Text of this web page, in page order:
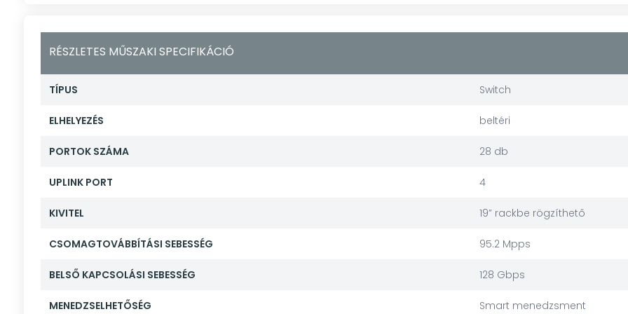
RÉSZLETES MŰSZAKI SPECIFIKÁCIÓ
TÍPUS Switch
ELHELYEZÉS beltéri
PORTOK SZÁMA 28 db
UPLINK PORT 4
KIVITEL 19” rackbe rögzíthető
CSOMAGTOVÁBBÍTÁSI SEBESSÉG 95.2 Mpps
BELSŐ KAPCSOLÁSI SEBESSÉG 128 Gbps
MENEDZSELHETŐSÉG Smart menedzsment